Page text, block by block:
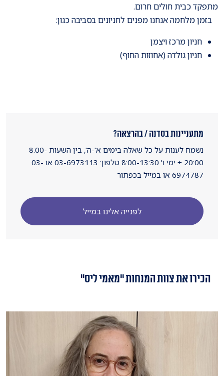
מתפקד כבית חולים חרום.
בזמן מלחמה אנחנו מפנים לחניונים בסביבה כגון:
חניון מרכז ויצמן
חניון גולדה (אחוזות החוף)
מתעניינות בסדנה / בהרצאה?
נשמח לענות על כל שאלה בימים א'-ה', בין השעות 8:00-
20:00 + ימי ו' 8:00-13:30 טלפון: 03-6973113 או 03-
6974787 או במייל בכפתור
לפנייה אלינו במייל
הכירו את צוות המנחות "מאמי ליס"